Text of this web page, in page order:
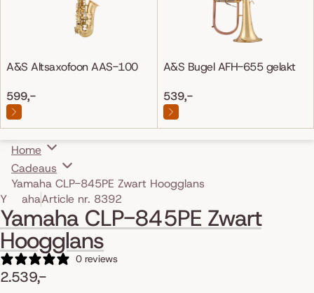
A&S Altsaxofoon AAS-100
599,-
A&S Bugel AFH-655 gelakt
539,-
Home
Cadeaus
Yamaha CLP-845PE Zwart Hoogglans
Skip to product information
YamahaArticle nr. 8392
Yamaha CLP-845PE Zwart
Hoogglans
0 reviews
2.539,-